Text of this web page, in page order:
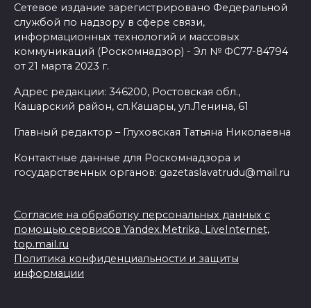
Сетевое издание зарегистрировано Федеральной
службой по надзору в сфере связи,
информационных технологий и массовых
коммуникаций (Роскомнадзор) - Эл № ФС77-84794
от 21 марта 2023 г.
Адрес редакции: 346200, Ростовская обл.,
Кашарский район, сл.Кашары, ул.Ленина, 61
Главный редактор – Глуховская Татьяна Николаевна
Контактные данные для Роскомнадзора и
государственных органов: gazetaslavatrudu@mail.ru
Согласие на обработку персональных данных с
помощью сервисов Yandex.Metrika, LiveInternet,
top.mail.ru
Политика конфиденциальности и защиты
информации